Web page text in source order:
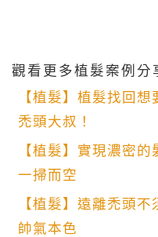
觀看更多植髮案例分
【植髮】植髮找回
禿頭大叔！
【植髮】實現濃密
一掃而空
【植髮】遠離禿頭
帥氣本色